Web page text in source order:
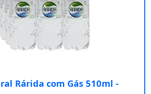
Rárida com Gás 510ml -